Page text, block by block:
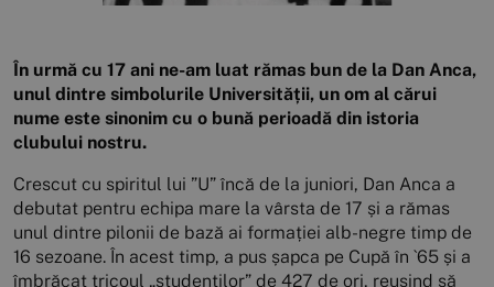
În urmă cu 17 ani ne-am luat rămas bun de la Dan Anca,
unul dintre simbolurile Universității, un om al cărui
nume este sinonim cu o bună perioadă din istoria
clubului nostru.
Crescut cu spiritul lui ”U” încă de la juniori, Dan Anca a
debutat pentru echipa mare la vârsta de 17 și a rămas
unul dintre pilonii de bază ai formației alb-negre timp de
16 sezoane. În acest timp, a pus șapca pe Cupă în `65 și a
îmbrăcat tricoul „studenților” de 427 de ori, reușind să